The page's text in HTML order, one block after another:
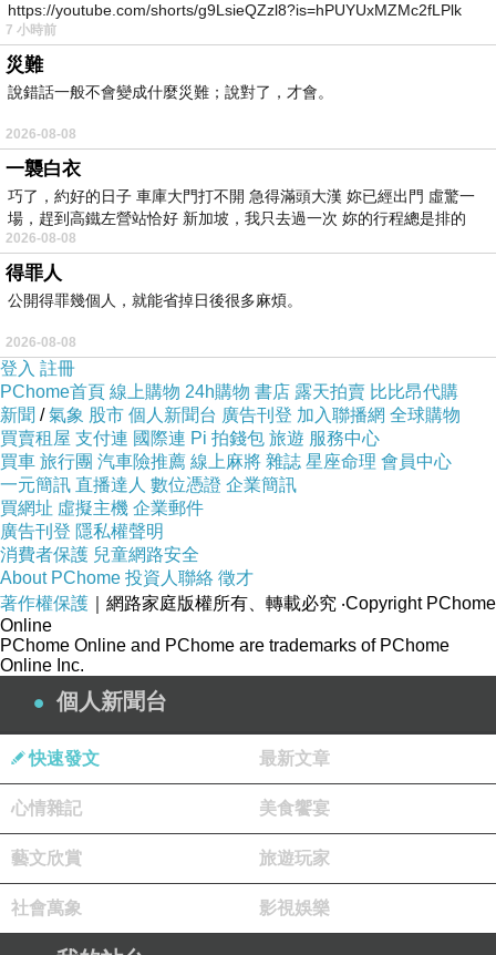
https://youtube.com/shorts/g9LsieQZzl8?is=hPUYUxMZMc2fLPlk
7 小時前
災難
說錯話一般不會變成什麼災難；說對了，才會。
2026-08-08
一襲白衣
巧了，約好的日子 車庫大門打不開 急得滿頭大漢 妳已經出門 虛驚一
場，趕到高鐵左營站恰好 新加坡，我只去過一次 妳的行程總是排的
2026-08-08
得罪人
公開得罪幾個人，就能省掉日後很多麻煩。
2026-08-08
登入 註冊
PChome首頁 線上購物 24h購物 書店 露天拍賣 比比昂代購
新聞 /氣象 股市 個人新聞台 廣告刊登 加入聯播網 全球購物
買賣租屋 支付連 國際連 Pi 拍錢包 旅遊 服務中心
買車 旅行團 汽車險推薦 線上麻將 雜誌 星座命理 會員中心
一元簡訊 直播達人 數位憑證 企業簡訊
買網址 虛擬主機 企業郵件
廣告刊登 隱私權聲明
消費者保護 兒童網路安全
About PChome 投資人聯絡 徵才
著作權保護 ｜網路家庭版權所有、轉載必究 ‧Copyright PChome
Online
PChome Online and PChome are trademarks of PChome
Online Inc.
個人新聞台
快速發文 最新文章
心情雜記 美食饗宴
藝文欣賞 旅遊玩家
社會萬象 影視娛樂